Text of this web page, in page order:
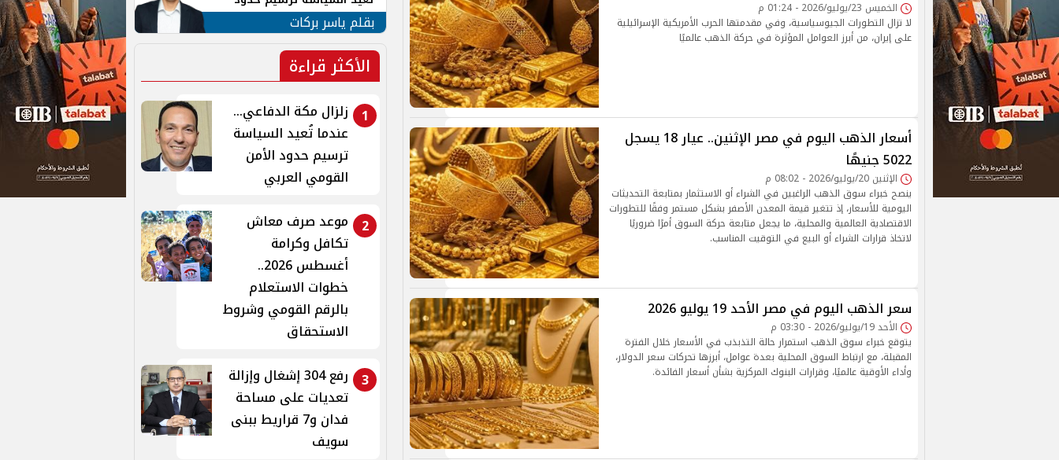
الخميس 23/يوليو/2026 - 01:24 م
لا تزال التطورات الجيوسياسية، وفي مقدمتها الحرب الأمريكية الإسرائيلية
على إيران، من أبرز العوامل المؤثرة في حركة الذهب عالميًا
أسعار الذهب اليوم في مصر الإثنين.. عيار 18 يسجل
5022 جنيهًا
الإثنين 20/يوليو/2026 - 08:02 م
ينصح خبراء سوق الذهب الراغبين في الشراء أو الاستثمار بمتابعة التحديثات
اليومية للأسعار، إذ تتغير قيمة المعدن الأصفر بشكل مستمر وفقًا للتطورات
الاقتصادية العالمية والمحلية، ما يجعل متابعة حركة السوق أمرًا ضروريًا
لاتخاذ قرارات الشراء أو البيع في التوقيت المناسب.
سعر الذهب اليوم في مصر الأحد 19 يوليو 2026
الأحد 19/يوليو/2026 - 03:30 م
يتوقع خبراء سوق الذهب استمرار حالة التذبذب في الأسعار خلال الفترة
المقبلة، مع ارتباط السوق المحلية بعدة عوامل، أبرزها تحركات سعر الدولار،
وأداء الأوقية عالميًا، وقرارات البنوك المركزية بشأن أسعار الفائدة.
الأمن القومي العربي
بقلم ياسر بركات
الأكثر قراءة
1
زلزال مكة الدفاعي...
عندما تُعيد السياسة
ترسيم حدود الأمن
القومي العربي
2
موعد صرف معاش
تكافل وكرامة
أغسطس 2026..
خطوات الاستعلام
بالرقم القومي وشروط
الاستحقاق
3
رفع 304 إشغال وإزالة
تعديات على مساحة
فدان و7 قراريط ببنى
سويف